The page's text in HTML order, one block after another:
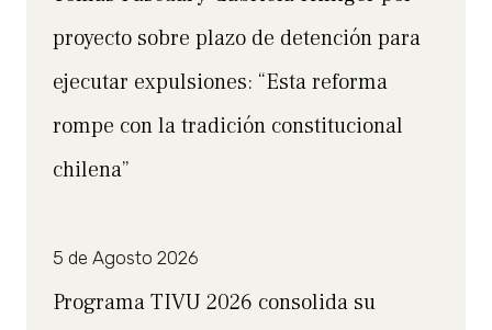
proyecto sobre plazo de detención para
ejecutar expulsiones: “Esta reforma
rompe con la tradición constitucional
chilena”
5 de Agosto 2026
Programa TIVU 2026 consolida su